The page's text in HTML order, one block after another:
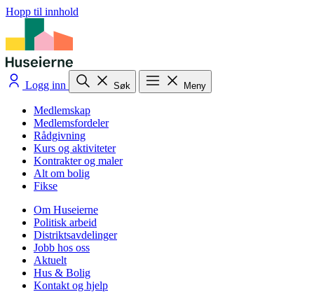
Hopp til innhold
Logg inn Søk Meny
Medlemskap
Medlemsfordeler
Rådgivning
Kurs og aktiviteter
Kontrakter og maler
Alt om bolig
Fikse
Om Huseierne
Politisk arbeid
Distriktsavdelinger
Jobb hos oss
Aktuelt
Hus & Bolig
Kontakt og hjelp